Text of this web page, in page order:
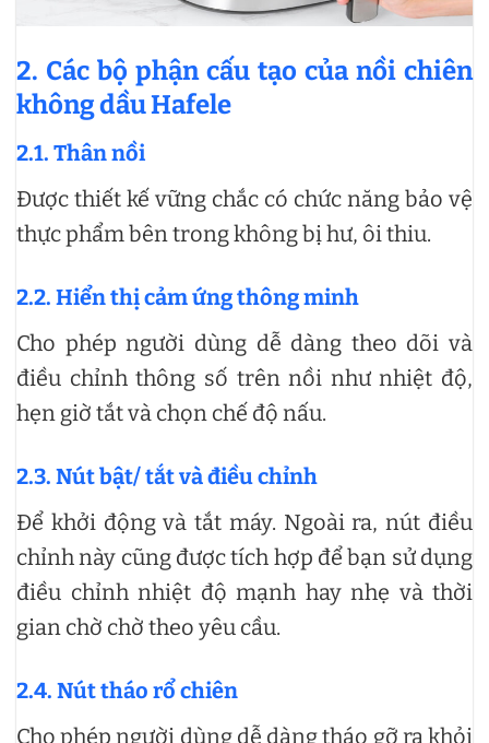
2. Các bộ phận cấu tạo của nồi chiên
không dầu Hafele
2.1. Thân nồi
Được thiết kế vững chắc có chức năng bảo vệ
thực phẩm bên trong không bị hư, ôi thiu.
2.2. Hiển thị cảm ứng thông minh
Cho phép người dùng dễ dàng theo dõi và
điều chỉnh thông số trên nồi như nhiệt độ,
hẹn giờ tắt và chọn chế độ nấu.
2.3. Nút bật/ tắt và điều chỉnh
Để khởi động và tắt máy. Ngoài ra, nút điều
chỉnh này cũng được tích hợp để bạn sử dụng
điều chỉnh nhiệt độ mạnh hay nhẹ và thời
gian chờ chờ theo yêu cầu.
2.4. Nút tháo rổ chiên
Cho phép người dùng dễ dàng tháo gỡ ra khỏi